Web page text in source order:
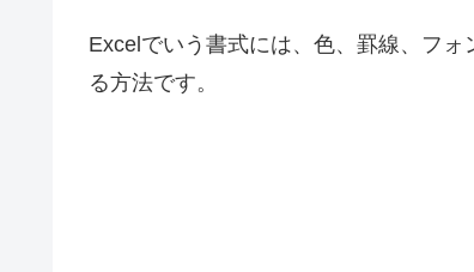
Excelでいう書式には、色、罫線、フ
る方法です。